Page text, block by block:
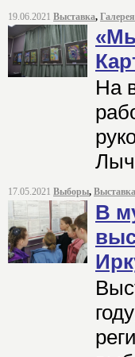
19.06.2021 Выставка, Галерея
На
17.05.2021 Выборы, Выставка
В